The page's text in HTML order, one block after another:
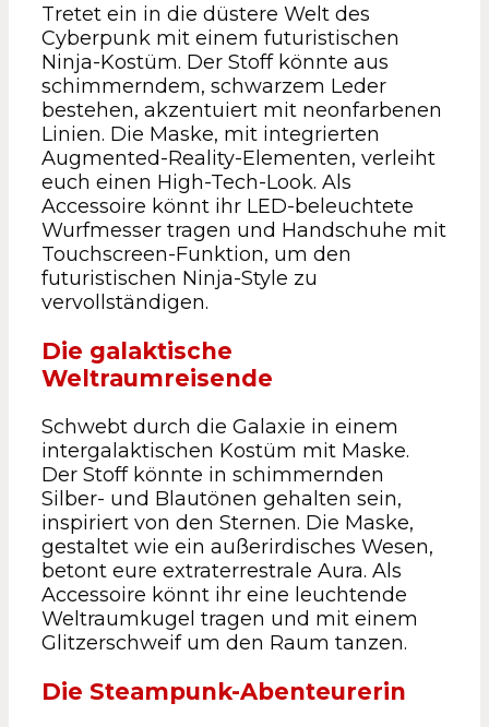
Tretet ein in die düstere Welt des
Cyberpunk mit einem futuristischen
Ninja-Kostüm. Der Stoff könnte aus
schimmerndem, schwarzem Leder
bestehen, akzentuiert mit neonfarbenen
Linien. Die Maske, mit integrierten
Augmented-Reality-Elementen, verleiht
euch einen High-Tech-Look. Als
Accessoire könnt ihr LED-beleuchtete
Wurfmesser tragen und Handschuhe mit
Touchscreen-Funktion, um den
futuristischen Ninja-Style zu
vervollständigen.
Die galaktische
Weltraumreisende
Schwebt durch die Galaxie in einem
intergalaktischen Kostüm mit Maske.
Der Stoff könnte in schimmernden
Silber- und Blautönen gehalten sein,
inspiriert von den Sternen. Die Maske,
gestaltet wie ein außerirdisches Wesen,
betont eure extraterrestrale Aura. Als
Accessoire könnt ihr eine leuchtende
Weltraumkugel tragen und mit einem
Glitzerschweif um den Raum tanzen.
Die Steampunk-Abenteurerin